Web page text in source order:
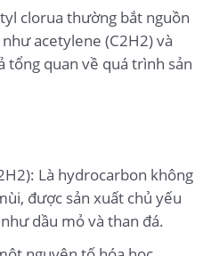
clorua thường bắt nguồn
acetylene (C2H2) và
tổng quan về quá trình sản
Là hydrocarbon không
được sản xuất chủ yếu
dầu mỏ và than đá.